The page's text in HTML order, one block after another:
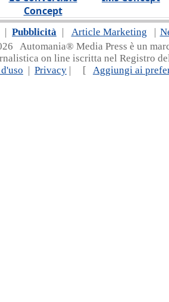
Concept
| Pubblicità | Article Marketing |
26 Automania® Media Press è un
on line iscritta nel Registro
| Privacy | [ Aggiungi ai